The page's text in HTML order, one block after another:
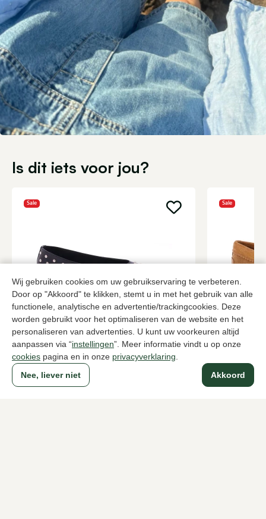
Wij gebruiken cookies om uw gebruikservaring te verbeteren.
Door op "Akkoord" te klikken, stemt u in met het gebruik van alle
functionele, analytische en advertentie/trackingcookies. Deze
worden gebruikt voor het optimaliseren van de website en het
personaliseren van advertenties. U kunt uw voorkeuren altijd
aanpassen via “instellingen”. Meer informatie vindt u op onze
cookies pagina en in onze privacyverklaring
Akkoord
Nee, liever niet
Is dit iets voor jou?
Sale
Miss Behave
Zwarte ballerina's dames
99,9560,00
Sale
Si
Cognac
129,95